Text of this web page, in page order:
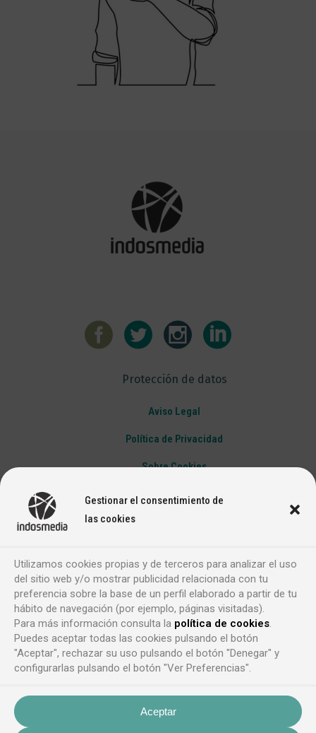
Gestionar el consentimiento de
las cookies
Utilizamos cookies propias y de terceros para analizar el uso
del sitio web y/o mostrar publicidad relacionada con tu
preferencia sobre la base de un perfil elaborado a partir de tu
hábito de navegación (por ejemplo, páginas visitadas).
Para más información consulta la política de cookies.
Puedes aceptar todas las cookies pulsando el botón
"Aceptar", rechazar su uso pulsando el botón "Denegar" y
configurarlas pulsando el botón "Ver Preferencias".
Aceptar
Protección de datos
Aviso Legal
Política de Privacidad
Sobre Cookies